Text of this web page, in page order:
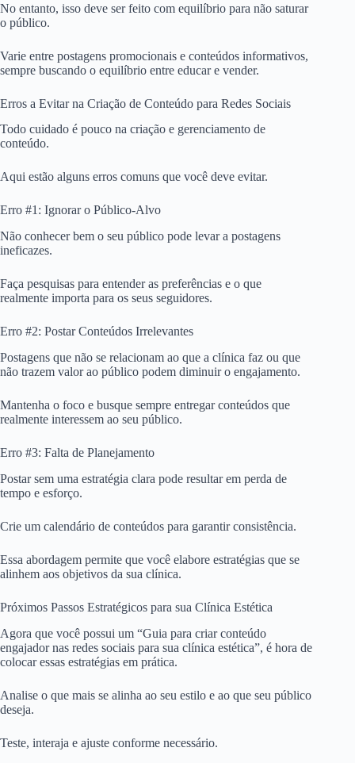
No entanto, isso deve ser feito com equilíbrio para não saturar
o público.
Varie entre postagens promocionais e conteúdos informativos,
sempre buscando o equilíbrio entre educar e vender.
Erros a Evitar na Criação de Conteúdo para Redes Sociais
Todo cuidado é pouco na criação e gerenciamento de
conteúdo.
Aqui estão alguns erros comuns que você deve evitar.
Erro #1: Ignorar o Público-Alvo
Não conhecer bem o seu público pode levar a postagens
ineficazes.
Faça pesquisas para entender as preferências e o que
realmente importa para os seus seguidores.
Erro #2: Postar Conteúdos Irrelevantes
Postagens que não se relacionam ao que a clínica faz ou que
não trazem valor ao público podem diminuir o engajamento.
Mantenha o foco e busque sempre entregar conteúdos que
realmente interessem ao seu público.
Erro #3: Falta de Planejamento
Postar sem uma estratégia clara pode resultar em perda de
tempo e esforço.
Crie um calendário de conteúdos para garantir consistência.
Essa abordagem permite que você elabore estratégias que se
alinhem aos objetivos da sua clínica.
Próximos Passos Estratégicos para sua Clínica Estética
Agora que você possui um “Guia para criar conteúdo
engajador nas redes sociais para sua clínica estética”, é hora de
colocar essas estratégias em prática.
Analise o que mais se alinha ao seu estilo e ao que seu público
deseja.
Teste, interaja e ajuste conforme necessário.